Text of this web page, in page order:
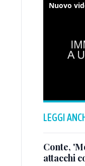
LEGGI
Conte,
attacchi